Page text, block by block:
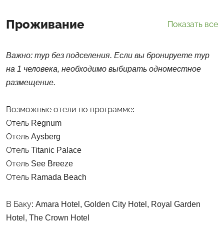
Проживание Показать все
Важно: тур без подселения. Если вы бронируете тур
на 1 человека, необходимо выбирать одноместное
размещение.
Возможные отели по программе:
Отель Regnum
Отель Aysberg
Отель Titanic Palace
Отель See Breeze
Отель Ramada Beach
В Баку: Amara Hotel, Golden City Hotel, Royal Garden
Hotel, The Crown Hotel